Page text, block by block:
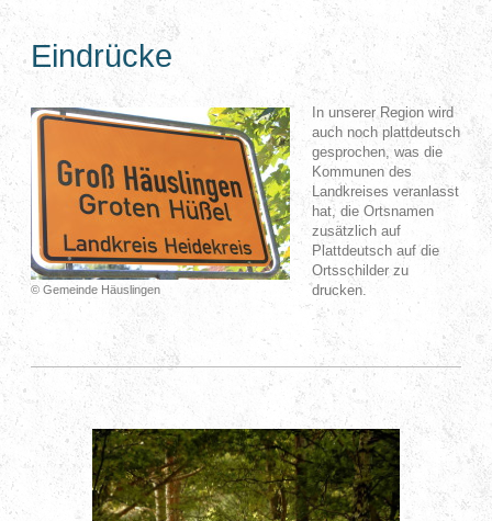
Eindrücke
© Gemeinde Häuslingen
In unserer Region wird
auch noch plattdeutsch
gesprochen, was die
Kommunen des
Landkreises veranlasst
hat, die Ortsnamen
zusätzlich auf
Plattdeutsch auf die
Ortsschilder zu
drucken.